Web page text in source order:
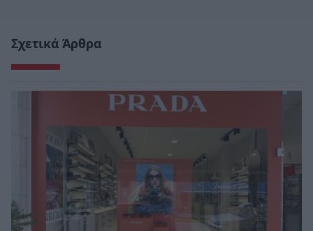
Σχετικά Άρθρα